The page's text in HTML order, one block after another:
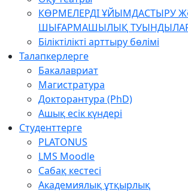
КӨРМЕЛЕРДІ ҰЙЫМДАСТЫРУ
ШЫҒАРМАШЫЛЫҚ
Біліктілікті арттыру бөлімі
Талапкерлерге
Бакалавриат
Магистратура
Докторантура (PhD)
Ашық есік күндері
Студенттерге
PLATONUS
LMS Moodle
Сабақ кестесі
Академиялық ұтқырлық